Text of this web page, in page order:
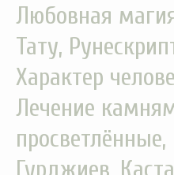
Любовная
Тату,
Характер
Лечение